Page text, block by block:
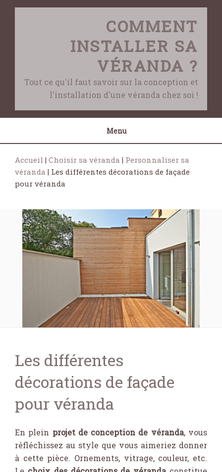
Skip
COMMENT
INSTALLER SA
VÉRANDA ?
Tout ce qu'il faut savoir sur la conception et
l'installation d'une véranda chez soi !
Menu
Accueil | Choisir sa véranda | Personnaliser sa
véranda | Les différentes décorations de façade
pour véranda
Les différentes
décorations de façade
pour véranda
En plein projet de conception de véranda, vous
réfléchissez au style que vous aimeriez donner
à cette pièce. Ornements, vitrage, couleur, etc.